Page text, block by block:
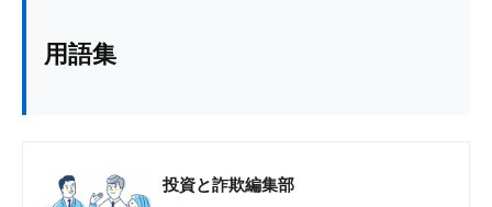
用語集
投資と詐欺編集部